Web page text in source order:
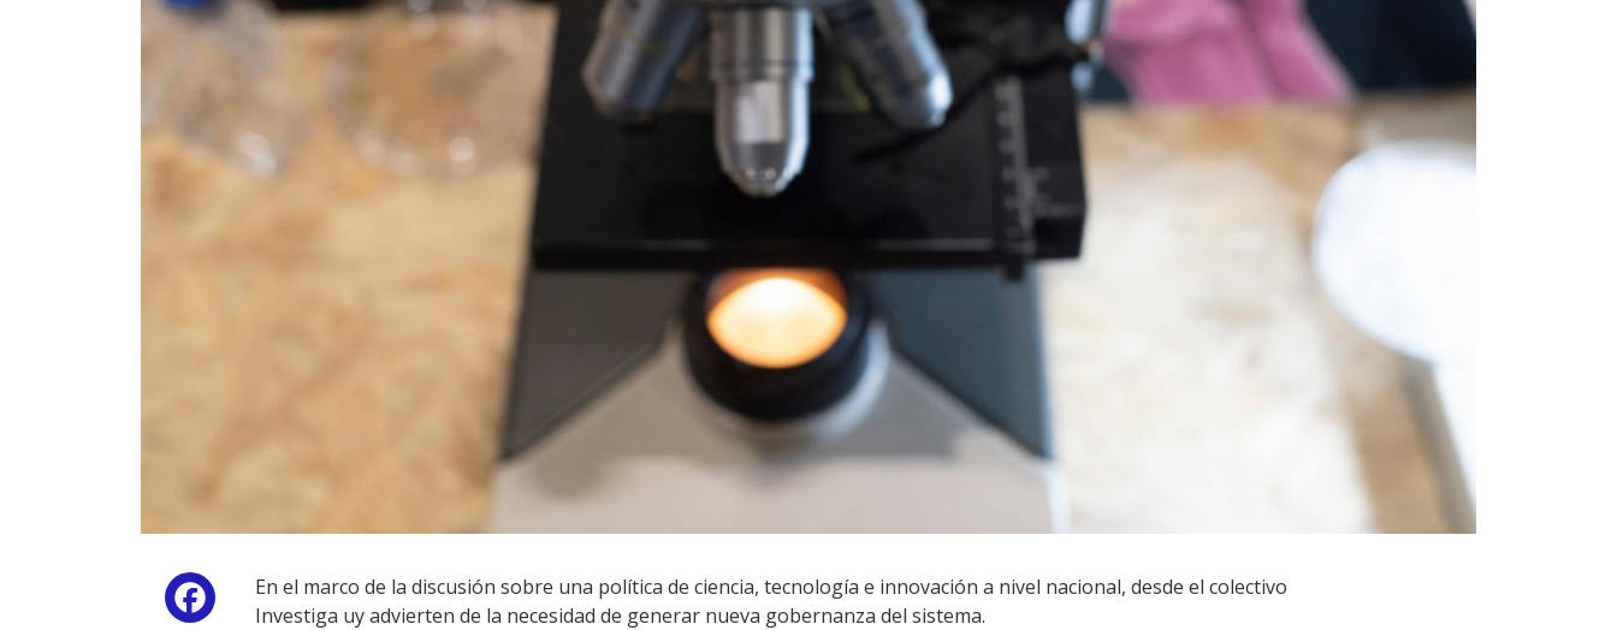
Facebook
En el marco de la discusión sobre una política de ciencia, tecnología e innovación a nivel nacional, desde el colectivo
Investiga uy advierten de la necesidad de generar nueva gobernanza del sistema.